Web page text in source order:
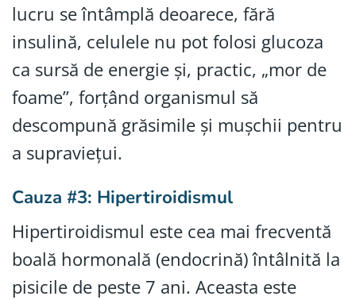
lucru se întâmplă deoarece, fără
insulină, celulele nu pot folosi glucoza
ca sursă de energie și, practic, „mor de
foame”, forțând organismul să
descompună grăsimile și mușchii pentru
a supraviețui.
Cauza #3: Hipertiroidismul
Hipertiroidismul este cea mai frecventă
boală hormonală (endocrină) întâlnită la
pisicile de peste 7 ani. Aceasta este